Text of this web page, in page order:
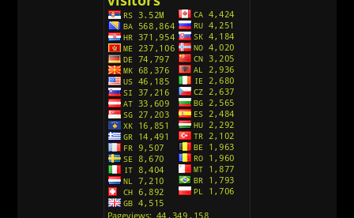
Avanture Kida Opasnost (Sinhronizovano na
Action Man (Sinhronizovano na Hrvatski)
Action Man (2000) Sinhronizovano na Hrvatski
Andjeoski Prijatelji (Sinhronizovano na Srpski)
Ajkuca (Sharkdog) Sinhronizovano na Srpski